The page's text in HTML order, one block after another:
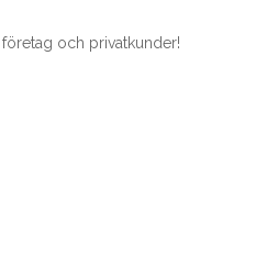
och privatkunder!